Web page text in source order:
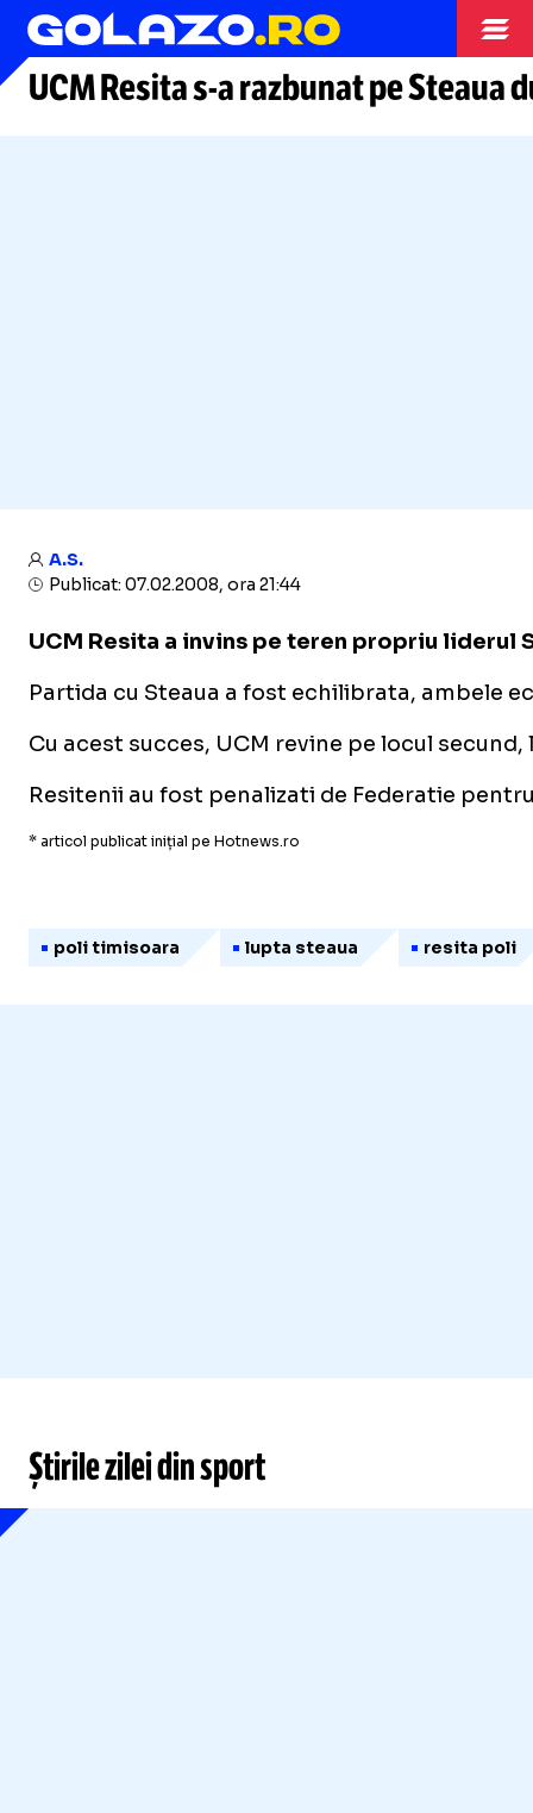
Arhiva
UCM Resitas-arazbunat pe Steaua
A.S.
Publicat: 07.02.2008, ora 21:44
UCM Resita a invins pe teren propriu liderul
Partida cu Steaua a fost echilibrata, ambele
Cu acest succes, UCM revine pe locul
Resitenii au fost penalizati de Federatie
* articol publicat inițial pe Hotnews.ro
poli timisoara lupta steaua resita poli
Știrile zilei din sport